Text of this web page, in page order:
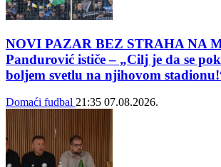
NOVI PAZAR BEZ STRAHA NA
Pandurović ističe – „Cilj je da se
boljem svetlu na njihovom
Domaći fudbal 21:35 07.08.2026.